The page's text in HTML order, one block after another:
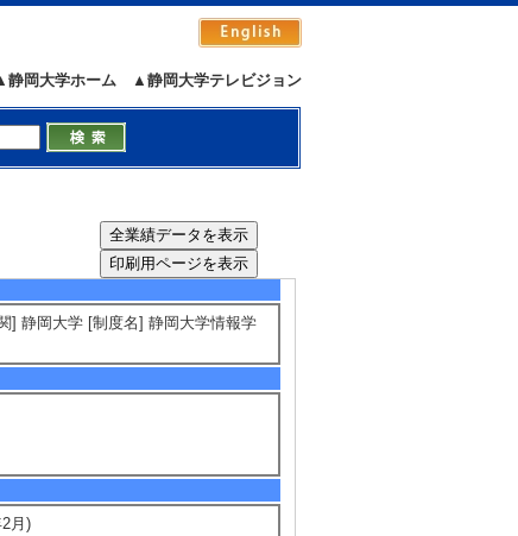
▲静岡大学テレビジョン
静岡大学ホーム
年4月 ～ 2027年3月 ） 基盤研究
4月 ～ 2025年3月 ） 基盤研究(B)
盤研究(C) 分担
] 静岡大学 [制度名] 静岡大学情報学
月)